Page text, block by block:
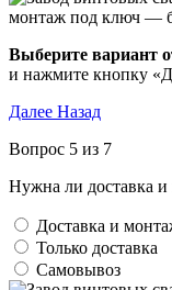
Выберите вариант
и нажмите кнопку
Далее Назад
Вопрос 5 из 7
Нужна ли доставка
Доставка и
Только доставка
Самовывоз